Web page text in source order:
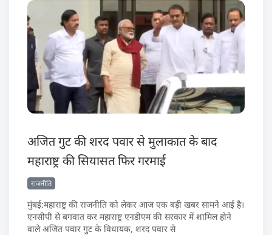
अजित गुट की शरद पवार से मुलाकात के बाद
महाराष्ट्र की सियासत फिर गरमाई
राजनीति
मुंबई:महाराष्ट्र की राजनीति को लेकर आज एक बड़ी खबर सामने आई है।
एनसीपी से बगवात कर महाराष्ट्र एनडीएम की सरकार में शामिल होने
वाले अजित पवार गुट के विधायक, शरद पवार से